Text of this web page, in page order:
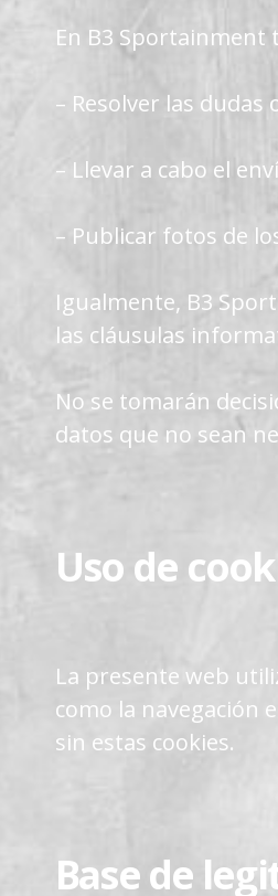
En B3 Sportainment
– Resolver las
– Llevar a cabo el
– Publicar fotos de
Igualmente, B3
las cláusulas
No se tomarán
datos que no sean
Uso de
La presente web
como la navegación
sin estas cookies.
Base de